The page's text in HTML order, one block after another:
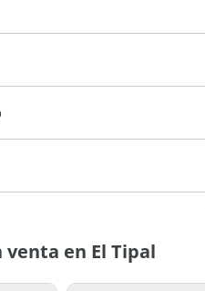
en El Tipal